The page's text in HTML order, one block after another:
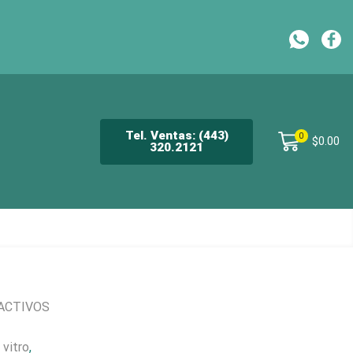
Tel. Ventas: (443)
320.2121
0 $0.00
vitro,